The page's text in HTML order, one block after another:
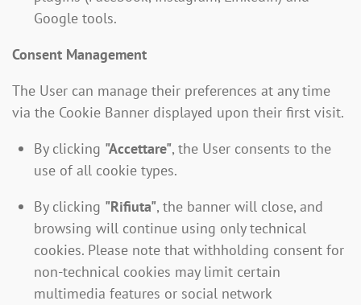
Google tools.
Consent Management
The User can manage their preferences at any time
via the Cookie Banner displayed upon their first visit.
By clicking "Accettare", the User consents to the
use of all cookie types.
By clicking "Rifiuta", the banner will close, and
browsing will continue using only technical
cookies. Please note that withholding consent for
non-technical cookies may limit certain
multimedia features or social network